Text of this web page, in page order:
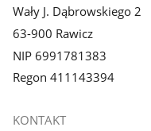
Wały J. Dąbrowskiego 2
63-900 Rawicz
NIP 6991781383
Regon 411143394
KONTAKT